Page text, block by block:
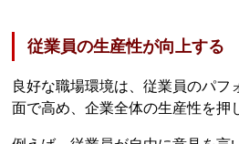
従業員の生産性が向上する
良好な職場環境は、従業員のパフ
面で高め、企業全体の生産性を押